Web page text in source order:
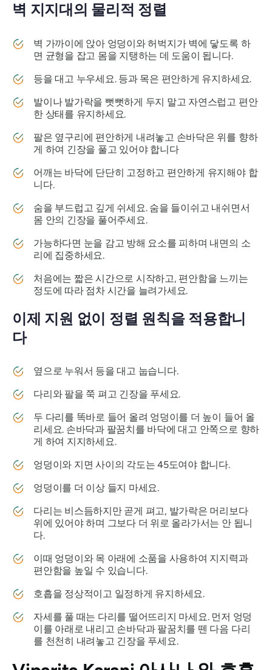
벽 지지대의 물리적 정렬
벽 가까이에 앉아 엉덩이와 허벅지가 벽에 닿도록 하
면 균형을 잡고 몸을 지탱하는 데 도움이 됩니다.
등을 대고 누우세요. 등과 목은 편안하게 유지하세요.
발이나 발가락을 뻣뻣하게 두지 말고 자연스럽고 편안
한 상태를 유지하세요.
팔은 옆구리에 편안하게 내려놓고 손바닥은 위를 향하
게 하여 긴장을 풀고 있어야 합니다
어깨는 바닥에 단단히 고정하고 편안하게 유지해야 합
니다.
숨을 부드럽고 깊게 쉬세요. 숨을 들이쉬고 내쉬면서
몸 안의 긴장을 풀어주세요.
가능하다면 눈을 감고 방해 요소를 피하며 내면의 소
리에 집중하세요.
처음에는 짧은 시간으로 시작하고, 편안함을 느끼는
정도에 따라 점차 시간을 늘려가세요.
이제 지원 없이 정렬 원칙을 적용합니
다
옆으로 누워서 등을 대고 눕습니다.
다리와 팔을 쭉 펴고 긴장을 푸세요.
두 다리를 똑바로 들어 올려 엉덩이를 더 높이 들어 올
리세요. 손바닥과 팔꿈치를 바닥에 대고 안쪽으로 향하
게 하여 지지하세요.
엉덩이와 지면 사이의 각도는 45도여야 합니다.
엉덩이를 더 이상 들지 마세요.
다리는 비스듬하지만 곧게 펴고, 발가락은 머리보다
위에 있어야 하며 그보다 더 위로 올라가서는 안 됩니
다.
이때 엉덩이와 목 아래에 소품을 사용하여 지지력과
편안함을 높일 수 있습니다.
호흡을 정상적이고 일정하게 유지하세요.
자세를 풀 때는 다리를 떨어뜨리지 마세요. 먼저 엉덩
이를 아래로 내리고 손바닥과 팔꿈치를 뗀 다음 다리
를 천천히 내려놓고 긴장을 푸세요.